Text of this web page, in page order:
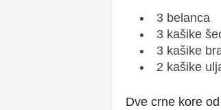
3 belanca
3 kašike
3 kašike
2 kašike
Dve crne kore